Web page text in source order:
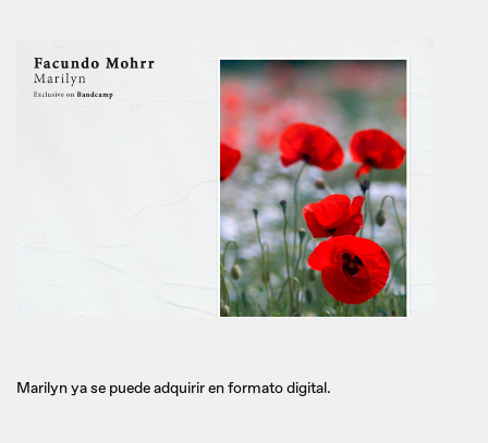
Marilyn ya se puede adquirir en formato digital.